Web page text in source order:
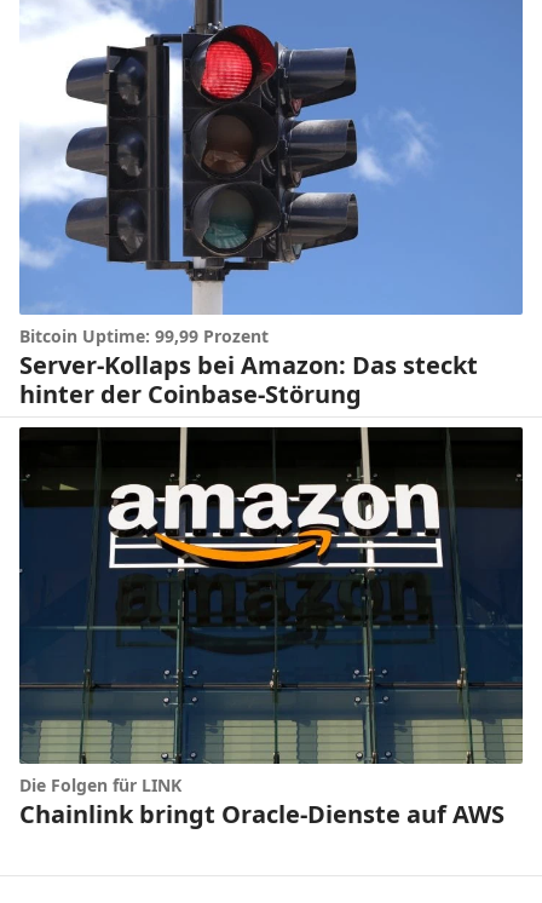
Bitcoin Uptime: 99,99 Prozent
Server-Kollaps bei Amazon: Das steckt
hinter der Coinbase-Störung
Die Folgen für LINK
Chainlink bringt Oracle-Dienste auf AWS